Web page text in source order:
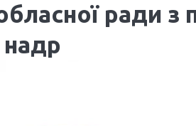
обласної ради